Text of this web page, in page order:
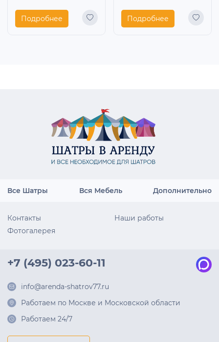
Подробнее Подробнее
Все Шатры Вся Мебель Дополнительно
Контакты
Наши работы
Фотогалерея
+7 (495) 023-60-11
info@arenda-shatrov77.ru
Работаем по Москве и Московской области
Работаем 24/7